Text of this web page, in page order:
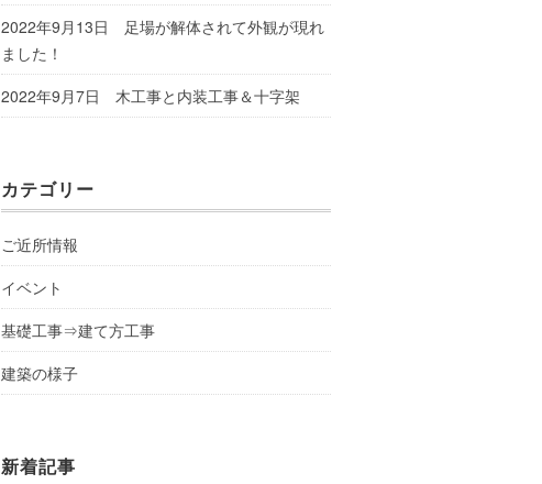
2022年9月13日 足場が解体されて外観が現れ
ました！
2022年9月7日 木工事と内装工事＆十字架
カテゴリー
ご近所情報
イベント
基礎工事⇒建て方工事
建築の様子
新着記事